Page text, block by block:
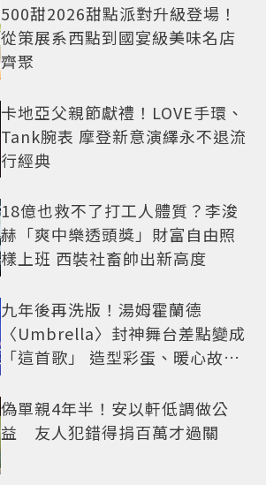
500甜2026甜點派對升級登場！
從策展系西點到國宴級美味名店
齊聚
卡地亞父親節獻禮！LOVE手環、
Tank腕表 摩登新意演繹永不退流
行經典
18億也救不了打工人體質？李浚
赫「爽中樂透頭獎」財富自由照
樣上班 西裝社畜帥出新高度
九年後再洗版！湯姆霍蘭德
〈Umbrella〉封神舞台差點變成
「這首歌」 造型彩蛋、暖心故事
偽單親4年半！安以軒低調做公
益 友人犯錯得捐百萬才過關